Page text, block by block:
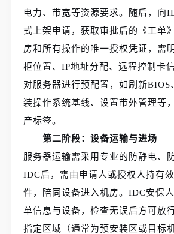
电力、带宽等资源要求。随后，向
式上架申请，获取审批后的《工单
房和所有操作的唯一授权凭证，需
柜位置、IP地址分配、远程控制卡
对服务器进行预配置，如刷新
装操作系统基线、设置带外管理等
产标签。
第二阶段：设备运输与进场
服务器运输需采用专业的防静电、
IDC后，需由申请人或授权人持有
件，陪同设备进入机房。IDC安保
单信息与设备，检查无误后方可放
指定区域（通常为预安装区或目标